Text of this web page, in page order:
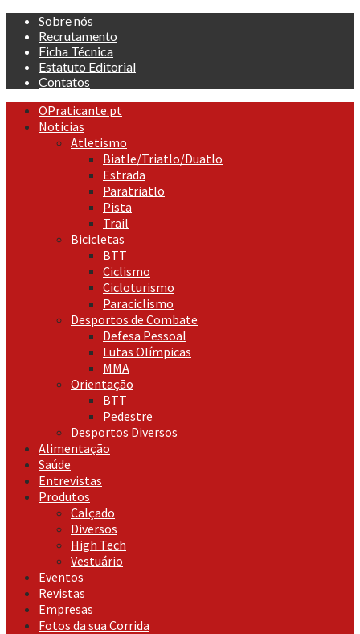
Skip
content
Sobre nós
Recrutamento
Ficha Técnica
Estatuto Editorial
Contatos
Primary
Menu
OPraticante.pt
Noticias
Atletismo
Biatle/Triatlo/Duatlo
Estrada
Paratriatlo
Pista
Trail
Bicicletas
BTT
Ciclismo
Cicloturismo
Paraciclismo
Desportos de Combate
Defesa Pessoal
Lutas Olímpicas
MMA
Orientação
BTT
Pedestre
Desportos Diversos
Alimentação
Saúde
Entrevistas
Produtos
Calçado
Diversos
High Tech
Vestuário
Eventos
Revistas
Empresas
Fotos da sua Corrida